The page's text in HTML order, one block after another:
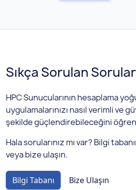
Sıkça Sorulan Sorular
HPC Sunucularının hesaplama
uygulamalarınızı nasıl verimli ve
şekilde güçlendirebileceğini
Hala sorularınız mı var? Bilgi
veya bize ulaşın.
Bilgi Tabanı Bize Ulaşın